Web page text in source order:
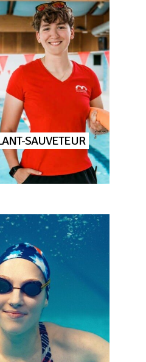
SAUVETEUR